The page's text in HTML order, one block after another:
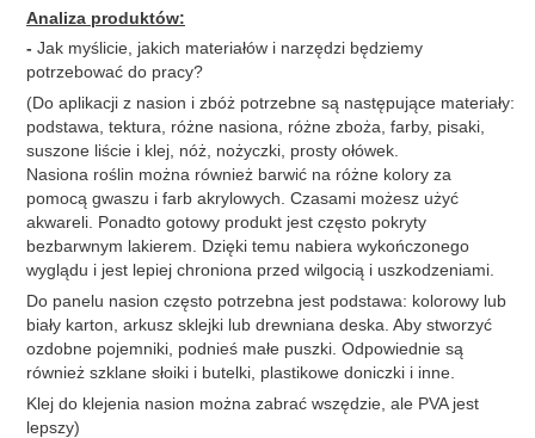
Analiza produktów:
- Jak myślicie, jakich materiałów i narzędzi będziemy
potrzebować do pracy?
(Do aplikacji z nasion i zbóż potrzebne są następujące materiały:
podstawa, tektura, różne nasiona, różne zboża, farby, pisaki,
suszone liście i klej, nóż, nożyczki, prosty ołówek.
Nasiona roślin można również barwić na różne kolory za
pomocą gwaszu i farb akrylowych. Czasami możesz użyć
akwareli. Ponadto gotowy produkt jest często pokryty
bezbarwnym lakierem. Dzięki temu nabiera wykończonego
wyglądu i jest lepiej chroniona przed wilgocią i uszkodzeniami.
Do panelu nasion często potrzebna jest podstawa: kolorowy lub
biały karton, arkusz sklejki lub drewniana deska. Aby stworzyć
ozdobne pojemniki, podnieś małe puszki. Odpowiednie są
również szklane słoiki i butelki, plastikowe doniczki i inne.
Klej do klejenia nasion można zabrać wszędzie, ale PVA jest
lepszy)